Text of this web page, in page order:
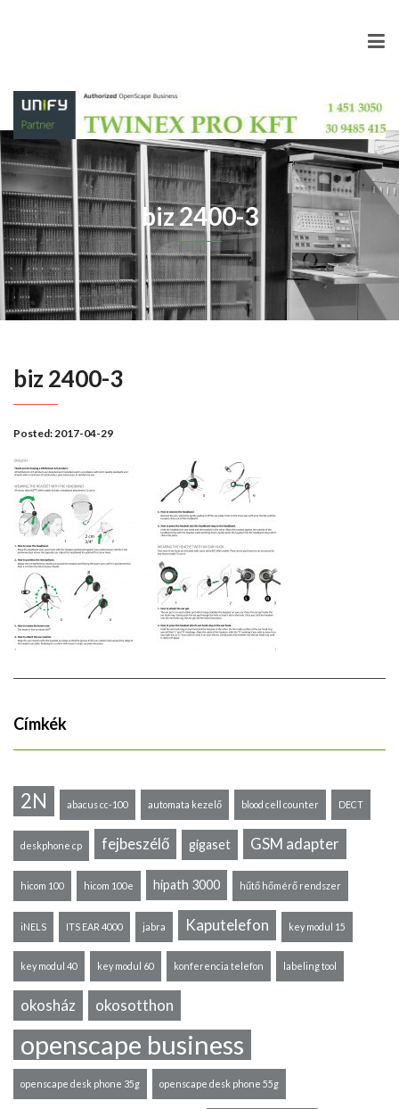
biz 2400-3
biz 2400-3
Posted:2017-04-29
Címkék
2N abacus cc-100 automata kezelő blood cell counter DECT
deskphone cp fejbeszélő gigaset GSM adapter
hicom 100 hicom 100e hipath 3000 hűtő hőmérő rendszer
iNELS ITS EAR 4000 jabra Kaputelefon key modul 15
key modul 40 key modul 60 konferencia telefon labeling tool
okosház okosotthon
openscape business
openscape desk phone 35g openscape desk phone 55g